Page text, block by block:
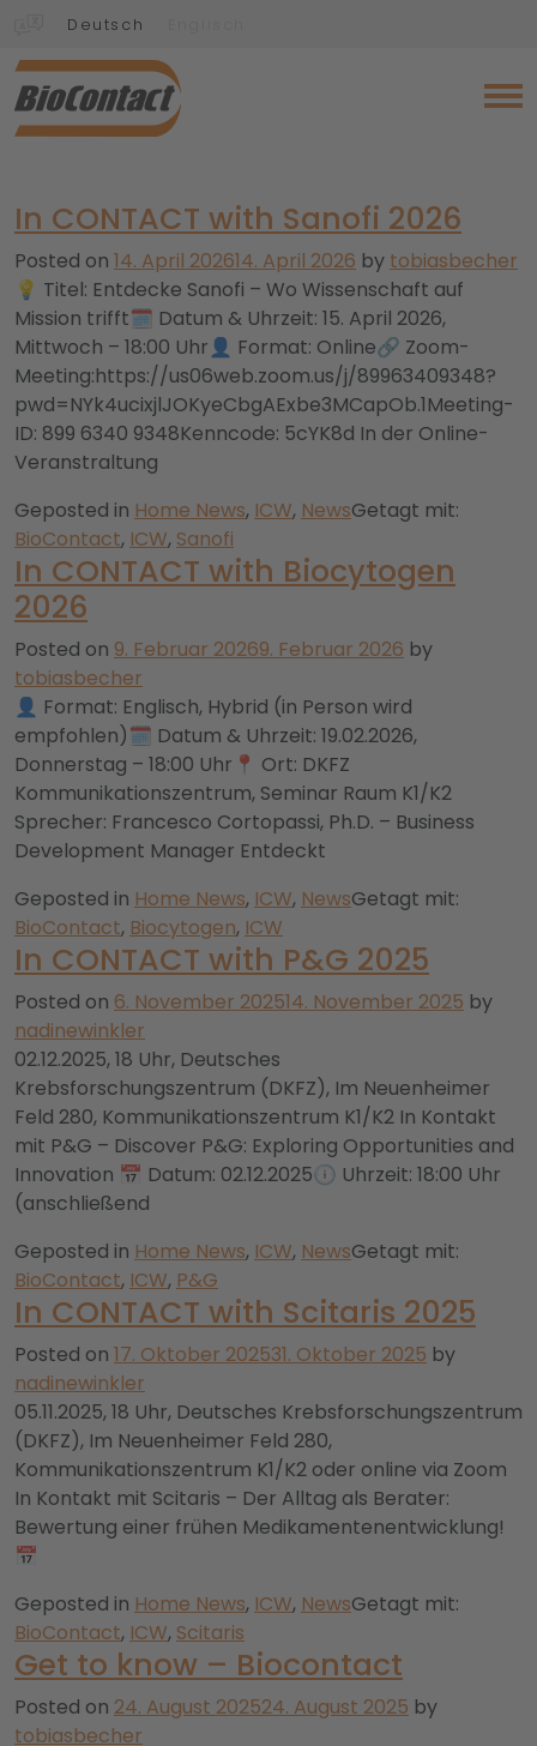
Deutsch
In CONTACT with Sanofi 2026
Posted on 14. April 202614. April 2026 by tobiasbecher
💡 Titel: Entdecke Sanofi – Wo Wissenschaft auf
Mission trifft🗓️ Datum & Uhrzeit: 15. April 2026,
Mittwoch – 18:00 Uhr👤 Format: Online🔗 Zoom-
Meeting:https://us06web.zoom.us/j/89963409348?
pwd=NYk4ucixjlJOKyeCbgAExbe3MCapOb.1Meeting-
ID: 899 6340 9348Kenncode: 5cYK8d In der Online-
Veranstraltung
Geposted in Home News, ICW, NewsGetagt mit:
BioContact, ICW, Sanofi
In CONTACT with Biocytogen
2026
Posted on 9. Februar 20269. Februar 2026 by
tobiasbecher
👤 Format: Englisch, Hybrid (in Person wird
empfohlen)🗓️ Datum & Uhrzeit: 19.02.2026,
Donnerstag – 18:00 Uhr📍 Ort: DKFZ
Kommunikationszentrum, Seminar Raum K1/K2
Sprecher: Francesco Cortopassi, Ph.D. – Business
Development Manager Entdeckt
Geposted in Home News, ICW, NewsGetagt mit:
BioContact, Biocytogen, ICW
In CONTACT with P&G 2025
Posted on 6. November 202514. November 2025 by
nadinewinkler
02.12.2025, 18 Uhr, Deutsches
Krebsforschungszentrum (DKFZ), Im Neuenheimer
Feld 280, Kommunikationszentrum K1/K2 In Kontakt
mit P&G – Discover P&G: Exploring Opportunities and
Innovation 📅 Datum: 02.12.2025🕕 Uhrzeit: 18:00 Uhr
(anschließend
Geposted in Home News, ICW, NewsGetagt mit:
BioContact, ICW, P&G
In CONTACT with Scitaris 2025
Posted on 17. Oktober 202531. Oktober 2025 by
nadinewinkler
05.11.2025, 18 Uhr, Deutsches Krebsforschungszentrum
(DKFZ), Im Neuenheimer Feld 280,
Kommunikationszentrum K1/K2 oder online via Zoom
In Kontakt mit Scitaris – Der Alltag als Berater:
Bewertung einer frühen Medikamentenentwicklung!
📅
Geposted in Home News, ICW, NewsGetagt mit:
BioContact, ICW, Scitaris
Get to know – Biocontact
Posted on 24. August 202524. August 2025 by
tobiasbecher